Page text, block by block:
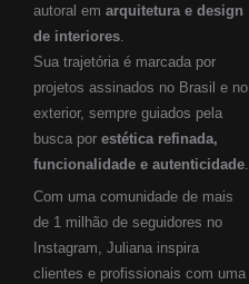
autoral em arquitetura e design
de interiores
Sua trajetória é marcada por
projetos assinados no Brasil e no
exterior, sempre guiados pela
busca por estética refinada,
funcionalidade e autenticidade
Com uma comunidade de mais
de 1 milhão de seguidores no
Instagram, Juliana inspira
clientes e profissionais com uma